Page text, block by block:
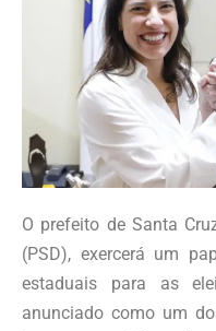
O prefeito de Santa
(PSD), exercerá um
estaduais para as
anunciado como um